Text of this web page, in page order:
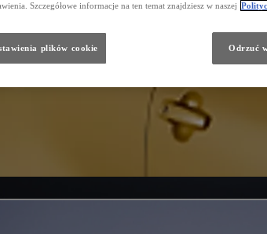
Szczegółowe informacje na ten temat znajdziesz w naszej
plików cookie Odrzuć